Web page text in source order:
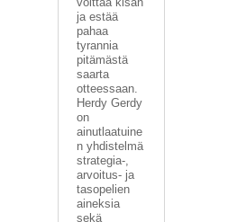
ja estää
pahaa
tyrannia
pitämästä
saarta
otteessaan.
Herdy Gerdy
on
ainutlaatuine
n yhdistelmä
strategia-,
arvoitus- ja
tasopelien
aineksia
sekä